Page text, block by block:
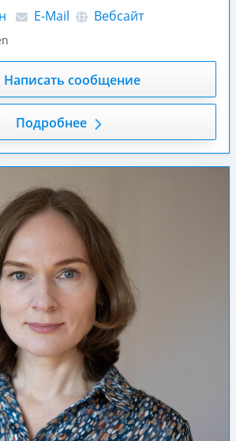
E-Mail Вебсайт
Написать сообщение
Подробнее